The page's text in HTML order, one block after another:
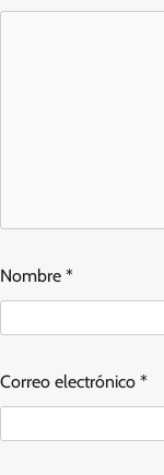
Nombre *
Correo electrónico *